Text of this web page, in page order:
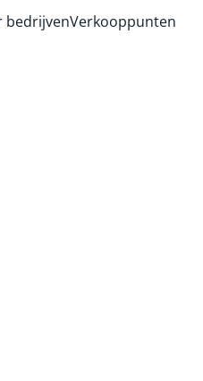
bedrijvenVerkooppunten